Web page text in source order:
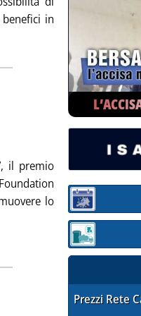
in
AVVIA CAMPAGNA
il premio
lo
Sezione:
Sezione:
Prezzi Rete